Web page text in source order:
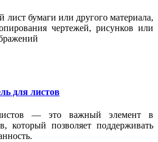
бумаги или другого материала,
чертежей, рисунков или
для листов
— это важный элемент в
который позволяет поддерживать